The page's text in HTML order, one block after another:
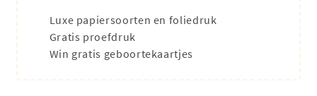
Luxe papiersoorten en foliedruk
Gratis proefdruk
Win gratis geboortekaartjes